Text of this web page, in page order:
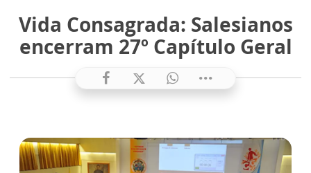
Vida Consagrada: Salesianos
encerram 27º Capítulo Geral